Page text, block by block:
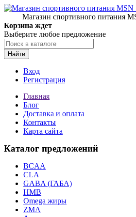
Магазин спортивного питания
Корзина ждет
Выберите любое предложение
Найти
Вход
Регистрация
Главная
Блог
Доставка и оплата
Контакты
Карта сайта
Каталог предложений
BCAA
CLA
GABA (ГАБА)
HMB
Omega жиры
ZMA